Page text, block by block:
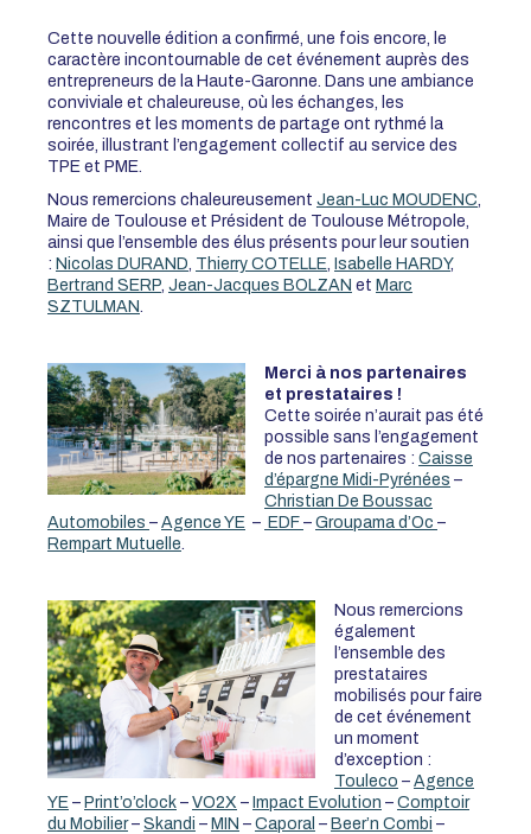
Cette nouvelle édition a confirmé, une fois encore, le
caractère incontournable de cet événement auprès des
entrepreneurs de la Haute-Garonne. Dans une ambiance
conviviale et chaleureuse, où les échanges, les
rencontres et les moments de partage ont rythmé la
soirée, illustrant l’engagement collectif au service des
TPE et PME.
Nous remercions chaleureusement Jean-Luc MOUDENC
Maire de Toulouse et Président de Toulouse Métropole,
ainsi que l’ensemble des élus présents pour leur soutien
: Nicolas DURAND Thierry COTELLE Isabelle HARDY,
Bertrand SERP Jean-Jacques BOLZAN et Marc
SZTULMAN
Merci à nos partenaires
et prestataires !
Cette soirée n’aurait pas été
possible sans l’engagement
de nos partenaires : Caisse
d’épargne Midi-Pyrénées –
Christian De Boussac
Automobiles – Agence YE – EDF – Groupama d’Oc –
Rempart Mutuelle
Nous remercions
également
l’ensemble des
prestataires
mobilisés pour faire
de cet événement
un moment
d’exception :
Touleco – Agence
YE – Print’o’clock – VO2X – Impact Evolution – Comptoir
du Mobilier– Skandi – MIN – Caporal – Beer’n Combi –